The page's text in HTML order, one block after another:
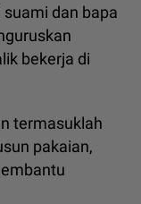
dan bapa
bekerja di
termasuklah
pakaian,